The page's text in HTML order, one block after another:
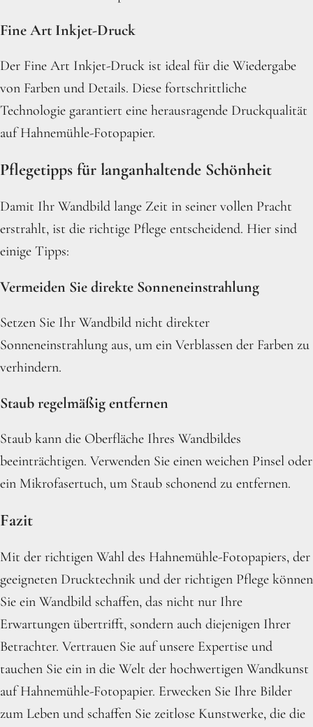
Fine Art Inkjet-Druck
Der Fine Art Inkjet-Druck ist ideal für die Wiedergabe
von Farben und Details. Diese fortschrittliche
Technologie garantiert eine herausragende Druckqualität
auf Hahnemühle-Fotopapier.
Pflegetipps für langanhaltende Schönheit
Damit Ihr Wandbild lange Zeit in seiner vollen Pracht
erstrahlt, ist die richtige Pflege entscheidend. Hier sind
einige Tipps:
Vermeiden Sie direkte Sonneneinstrahlung
Setzen Sie Ihr Wandbild nicht direkter
Sonneneinstrahlung aus, um ein Verblassen der Farben zu
verhindern.
Staub regelmäßig entfernen
Staub kann die Oberfläche Ihres Wandbildes
beeinträchtigen. Verwenden Sie einen weichen Pinsel oder
ein Mikrofasertuch, um Staub schonend zu entfernen.
Fazit
Mit der richtigen Wahl des Hahnemühle-Fotopapiers, der
geeigneten Drucktechnik und der richtigen Pflege können
Sie ein Wandbild schaffen, das nicht nur Ihre
Erwartungen übertrifft, sondern auch diejenigen Ihrer
Betrachter. Vertrauen Sie auf unsere Expertise und
tauchen Sie ein in die Welt der hochwertigen Wandkunst
auf Hahnemühle-Fotopapier. Erwecken Sie Ihre Bilder
zum Leben und schaffen Sie zeitlose Kunstwerke, die die